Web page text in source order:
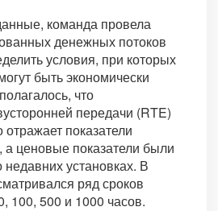
команда провела
денежных потоков
условия, при которых
быть экономически
что
передачи (RTE)
отражает показатели
а ценовые показатели были
установках. В
ряд сроков
100, 500 и 1000 часов.